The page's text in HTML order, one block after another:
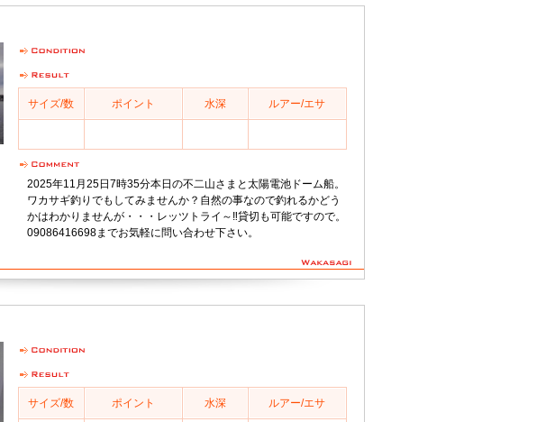
サイズ/数 ポイント 水深 ルアー/エサ
2025年11月25日7時35分本日の不二山さまと太陽電池ドーム船。
ワカサギ釣りでもしてみませんか？自然の事なので釣れるかどう
かはわかりませんが・・・レッツトライ～‼️貸切も可能ですので。
09086416698までお気軽に問い合わせ下さい。
サイズ/数 ポイント 水深 ルアー/エサ